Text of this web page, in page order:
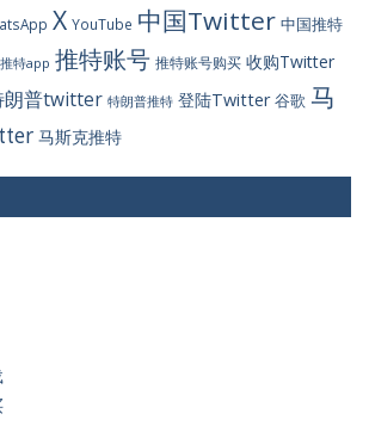
X YouTube 中国Twitter 中国推特
推特app 推特账号 推特账号购买 收购Twitter
朗普twitter 特朗普推特 登陆Twitter 谷歌 马
马斯克推特